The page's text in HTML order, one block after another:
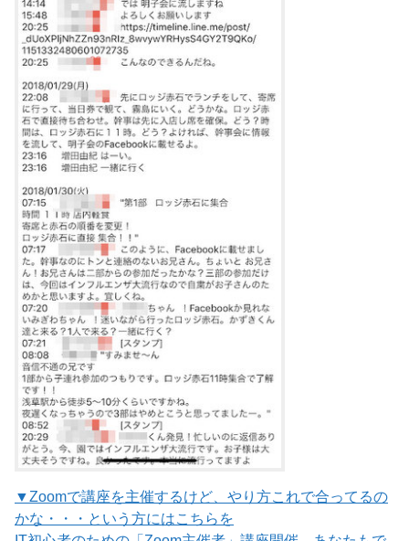
▼Zoomで講座を主催するけど、やり方これで合ってるの
かな・・・という方にはこちらを